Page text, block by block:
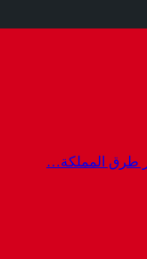
طرق المملكة…